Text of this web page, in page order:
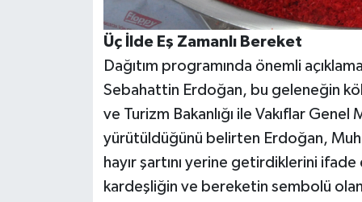
Üç İlde Eş Zamanlı Bereket
Dağıtım programında önemli
Sebahattin Erdoğan, bu geleneğin
ve Turizm Bakanlığı ile Vakıflar
yürütüldüğünü belirten Erdoğan,
hayır şartını yerine getirdiklerini
kardeşliğin ve bereketin sembolü